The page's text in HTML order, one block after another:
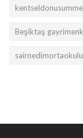
Beşiktaş
sairnedimortaokulu